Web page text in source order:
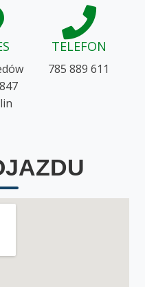
TELEFON
785 889 611